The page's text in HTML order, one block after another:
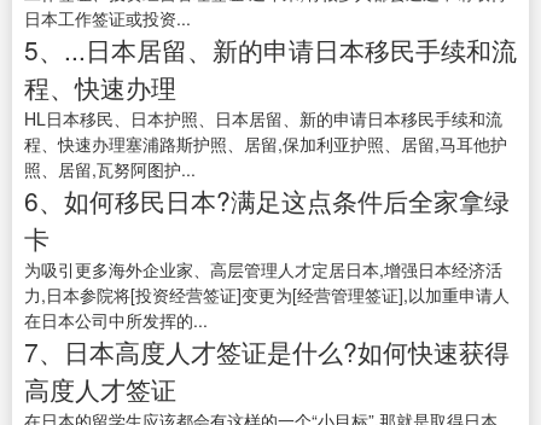
日本工作签证或投资...
5、...日本居留、新的申请日本移民手续和流
程、快速办理
HL日本移民、日本护照、日本居留、新的申请日本移民手续和流
程、快速办理塞浦路斯护照、居留,保加利亚护照、居留,马耳他护
照、居留,瓦努阿图护...
6、如何移民日本?满足这点条件后全家拿绿
卡
为吸引更多海外企业家、高层管理人才定居日本,增强日本经济活
力,日本参院将[投资经营签证]变更为[经营管理签证],以加重申请人
在日本公司中所发挥的...
7、日本高度人才签证是什么?如何快速获得
高度人才签证